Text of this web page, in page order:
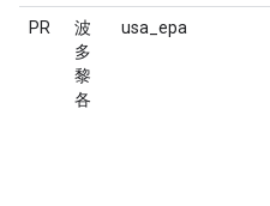
PR
波
多
黎
各
usa_epa